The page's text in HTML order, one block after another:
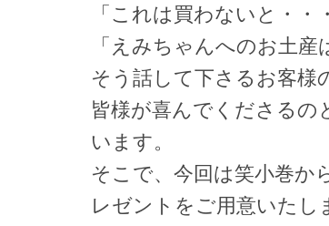
「これは買わないと・・
「えみちゃんへのお土産
そう話して下さるお客様
皆様が喜んでくださるの
います。
そこで、今回は笑小巻か
レゼントをご用意いたし